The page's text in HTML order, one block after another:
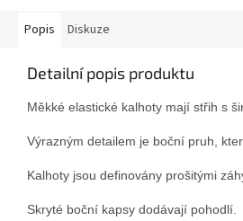
hvězdiček.
Popis Diskuze
Detailní popis produktu
Měkké elastické kalhoty mají střih s
Výrazným detailem je boční pruh,
Kalhoty jsou definovány prošitými
Skryté boční kapsy dodávají pohodlí.